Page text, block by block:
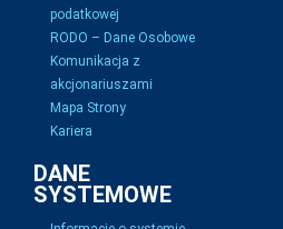
podatkowej
RODO – Dane Osobowe
Komunikacja z
akcjonariuszami
Mapa Strony
Kariera
DANE
SYSTEMOWE